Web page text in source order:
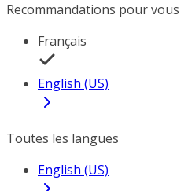
Recommandations pour vous
Français
English (US)
Toutes les langues
English (US)